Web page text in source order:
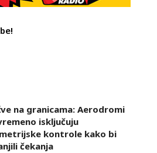
na granicama: Aerodromi
isključuju
kontrole kako bi
čekanja